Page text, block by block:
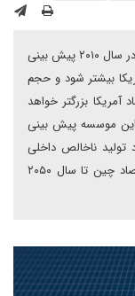
موسسه بین المللی مشاوره مالی «گلدمن ساکس» در سال ۲۰۱۰ پیش بینی
داخلی چین در سال ۲۰۲۶ از آمریکا بیشتر شود و حجم
۵۰ درصد از اقتصاد آمریکا بزرگتر خواهد
موسسه پیش بینی
و در سال ۲۰۲۲ اعلام کرد تولید ناخالص داخلی
چین تا سال ۲۰۳۵ به آمریکا نخواهد رسید و اقتصاد چین تا سال ۲۰۵۰